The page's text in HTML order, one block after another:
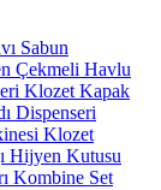
Sabun
Çekmeli Havlu
Klozet Kapak
Dispenseri
Klozet
Hijyen Kutusu
Kombine Set